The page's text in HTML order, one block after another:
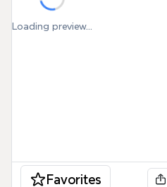
Loading preview...
Favorites